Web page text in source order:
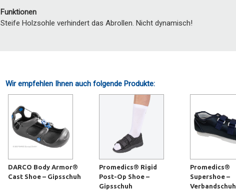
Funktionen
Steife Holzsohle verhindert das Abrollen. Nicht dynamisch!
Wir empfehlen Ihnen auch folgende Produkte:
DARCO Body Armor®
Cast Shoe – Gipsschuh
Promedics® Rigid
Post-Op Shoe –
Gipsschuh
Promedics®
Supershoe –
Verbandschuh